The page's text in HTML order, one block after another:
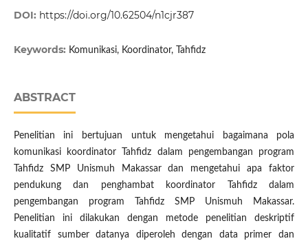
DOI: https://doi.org/10.62504/n1cjr387
Keywords: Komunikasi, Koordinator, Tahfidz
ABSTRACT
Penelitian ini bertujuan untuk mengetahui bagaimana pola
komunikasi koordinator Tahfidz dalam pengembangan program
Tahfidz SMP Unismuh Makassar dan mengetahui apa faktor
pendukung dan penghambat koordinator Tahfidz dalam
pengembangan program Tahfidz SMP Unismuh Makassar.
Penelitian ini dilakukan dengan metode penelitian deskriptif
kualitatif sumber datanya diperoleh dengan data primer dan